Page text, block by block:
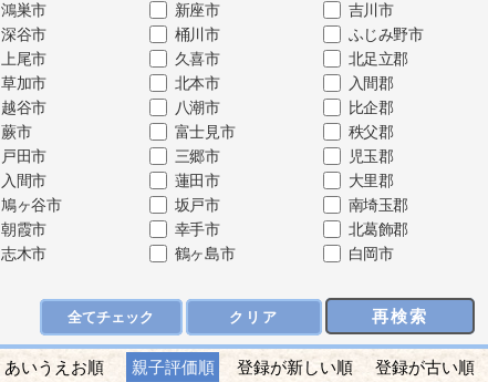
鴻巣市
深谷市
上尾市
草加市
越谷市
蕨市
戸田市
入間市
鳩ヶ谷市
朝霞市
志木市
新座市
桶川市
久喜市
北本市
八潮市
富士見市
三郷市
蓮田市
坂戸市
幸手市
鶴ヶ島市
吉川市
ふじみ野市
北足立郡
入間郡
比企郡
秩父郡
児玉郡
大里郡
南埼玉郡
北葛飾郡
白岡市
全てチェック クリア 再検索
あいうえお順 親子評価順 登録が新しい順 登録が古い順